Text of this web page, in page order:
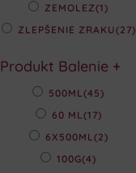
ZEMOLEZ(1)
ZLEPŠENIE ZRAKU(27)
Produkt Balenie +
500ML(45)
60 ML (17)
6X500ML (2)
100G(4)